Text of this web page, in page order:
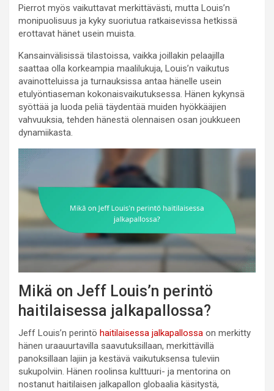
Pierrot myös vaikuttavat merkittävästi, mutta Louis’n
monipuolisuus ja kyky suoriutua ratkaisevissa hetkissä
erottavat hänet usein muista.
Kansainvälisissä tilastoissa, vaikka joillakin pelaajilla
saattaa olla korkeampia maalilukuja, Louis’n vaikutus
avainotteluissa ja turnauksissa antaa hänelle usein
etulyöntiaseman kokonaisvaikutuksessa. Hänen kykynsä
syöttää ja luoda peliä täydentää muiden hyökkääjien
vahvuuksia, tehden hänestä olennaisen osan joukkueen
dynamiikasta.
Mikä on Jeff Louis’n perintö
haitilaisessa jalkapallossa?
Jeff Louis’n perintö haitilaisessa jalkapallossa on merkitty
hänen uraauurtavilla saavutuksillaan, merkittävillä
panoksillaan lajiin ja kestävä vaikutuksensa tuleviin
sukupolviin. Hänen roolinsa kulttuuri- ja mentorina on
nostanut haitilaisen jalkapallon globaalia käsitystä,